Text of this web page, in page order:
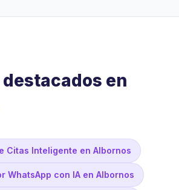
en
Citas Inteligente en Albornos
WhatsApp con IA en Albornos